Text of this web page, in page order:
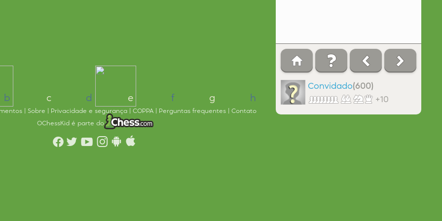
b c d e f g h
Sobre Privacidade e segurança COPPA Perguntas frequentes Contato
OChessKid é parte do
Convidado(600)
+10